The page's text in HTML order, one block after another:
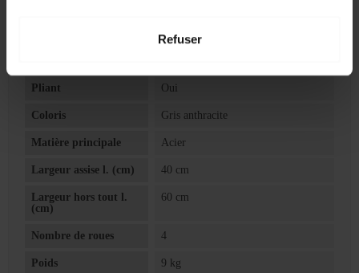
Refuser
Pliant Oui
Coloris Gris anthracite
Matière principale Acier
Largeur assise l. (cm) 40 cm
Largeur hors tout l.
(cm)
60 cm
Nombre de roues 4
Poids 9 kg